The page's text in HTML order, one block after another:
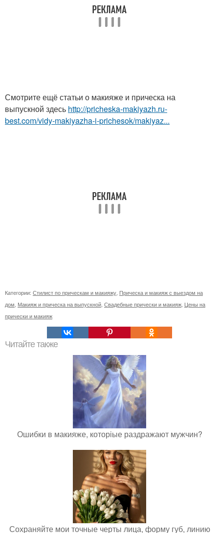
Смотрите ещё статьи о макияже и прическа на
выпускной здесь http://pricheska-makiyazh.ru-
best.com/vidy-makiyazha-i-prichesok/makiyaz...
Категории: Стилист по прическам и макияжу Прическа и макияж с выездом на
дом Макияж и прическа на выпускной Свадебные прически и макияж Цены на
прически и макияж
Читайте также
Ошибки в макияже, которіые раздражают мужчин?
Сохраняйте мои точные черты лица, форму губ, линию